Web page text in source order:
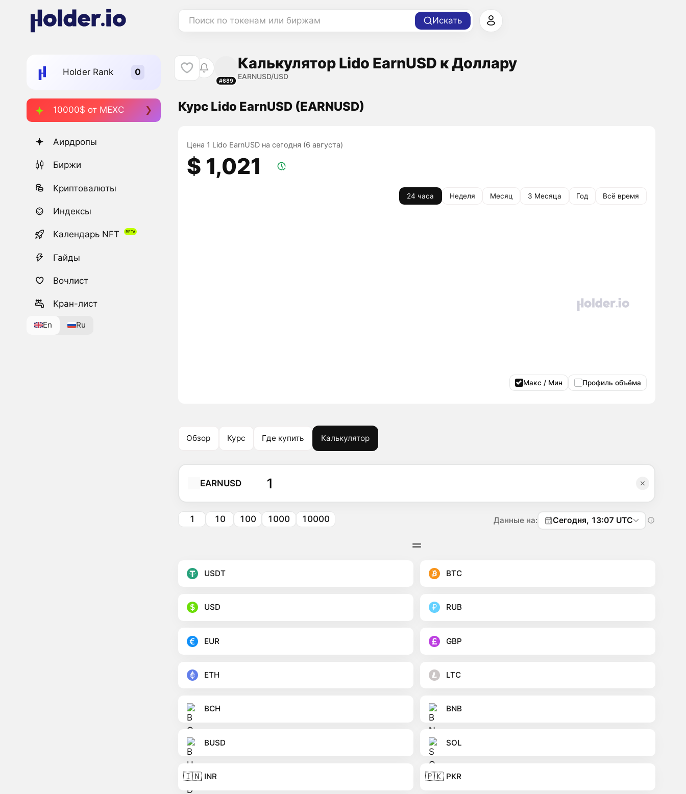
Поиск по токенам или биржам Искать
Holder Rank
10000$ от MEXC
Аирдропы
Биржи
Криптовалюты
Индексы
Календарь NFT
Гайды
Вочлист
Кран-лист
En Ru
#689
Калькулятор Lido EarnUSD к Доллару
EARNUSD/USD
Курс Lido EarnUSD (EARNUSD)
Цена 1 Lido EarnUSD на сегодня (6 августа)
$ 1,021
24 часа Неделя Месяц 3 Месяца Год Всё время
Макс / Мин Профиль объёма
Обзор Курс Где купить Калькулятор
EARNUSD
1 10 100 1000 10000 Данные на: Сегодня, 13:07 UTC
USDT BTC
USD RUB
EUR GBP
ETH LTC
BCH BNB
BUSD SOL
🇮🇳 INR 🇵🇰 PKR